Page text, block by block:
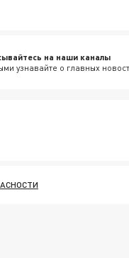
на наши каналы
узнавайте о главных